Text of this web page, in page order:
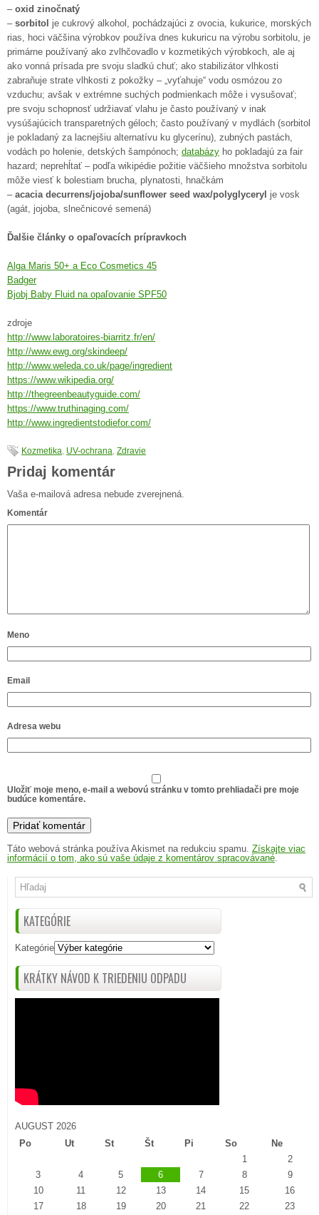
– oxid zinočnatý
– sorbitol je cukrový alkohol, pochádzajúci z ovocia, kukurice, morských
rias, hoci väčšina výrobkov používa dnes kukuricu na výrobu sorbitolu, je
primárne používaný ako zvlhčovadlo v kozmetikých výrobkoch, ale aj
ako vonná prísada pre svoju sladkú chuť; ako stabilizátor vlhkosti
zabraňuje strate vlhkosti z pokožky – „vyťahuje“ vodu osmózou zo
vzduchu; avšak v extrémne suchých podmienkach môže i vysušovať;
pre svoju schopnosť udržiavať vlahu je často používaný v inak
vysúšajúcich transparetných géloch; často používaný v mydlách (sorbitol
je pokladaný za lacnejšiu alternatívu ku glycerínu), zubných pastách,
vodách po holenie, detských šampónoch; databázy ho pokladajú za fair
hazard; neprehĺtať – podľa wikipédie požitie väčšieho množstva sorbitolu
môže viesť k bolestiam brucha, plynatosti, hnačkám
– acacia decurrens/jojoba/sunflower seed wax/polyglyceryl je vosk
(agát, jojoba, slnečnicové semená)
Ďalšie články o opaľovacích prípravkoch
Alga Maris 50+ a Eco Cosmetics 45
Badger
Bjobj Baby Fluid na opaľovanie SPF50
zdroje
http://www.laboratoires-biarritz.fr/en/
http://www.ewg.org/skindeep/
http://www.weleda.co.uk/page/ingredient
https://www.wikipedia.org/
http://thegreenbeautyguide.com/
https://www.truthinaging.com/
http://www.ingredientstodiefor.com/
Kozmetika UV-ochrana Zdravie
Pridaj komentár
Vaša e-mailová adresa nebude zverejnená.
Komentár
Meno
Email
Adresa webu
Uložiť moje meno, e-mail a webovú stránku v tomto prehliadači pre moje
budúce komentáre.
Táto webová stránka používa Akismet na redukciu spamu. Získajte viac
informácií o tom, ako sú vaše údaje z komentárov spracovávané.
KATEGÓRIE
Kategórie
KRÁTKY NÁVOD K TRIEDENIU ODPADU
AUGUST 2026
Po
Ut St Št Pi So Ne
1
2
3
4 5 6 7 8
9
10
11 12 13 14 15
16
17
18 19 20 21 22
23